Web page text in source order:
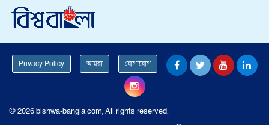
Privacy Policy আমরা যোগাযোগ
© 2026 bishwa-bangla.com, All rights reserved.